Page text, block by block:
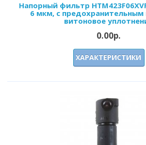
Напорный фильтр
6 мкм, с предохранительным
витоновое
0.00р.
ХАРАКТЕРИСТИКИ